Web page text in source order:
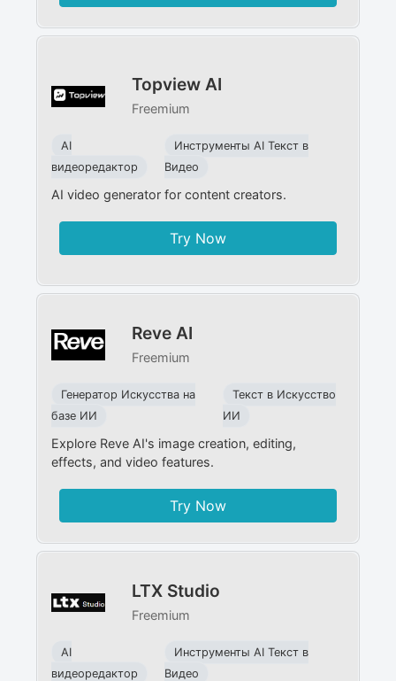
Topview AI
Freemium
AI
видеоредактор
Инструменты AI Текст в
Видео
AI video generator for content creators.
Try Now
Reve AI
Freemium
Генератор Искусства на
базе ИИ
Текст в Искусство
ИИ
Explore Reve AI's image creation, editing,
effects, and video features.
Try Now
LTX Studio
Freemium
AI
видеоредактор
Инструменты AI Текст в
Видео